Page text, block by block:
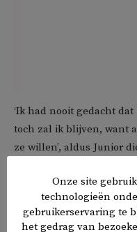
‘Ik had nooit gedacht
toch zal ik blijven, want
ze willen’, aldus Junior
Spanje speelt.
Ook in Nederland zijn
Onze site
technologieën
gebruikerservaring te
het gedrag van